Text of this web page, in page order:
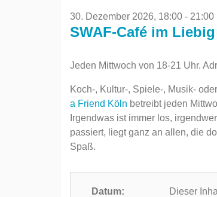
30. Dezember 2026, 18:00 - 21:00
SWAF-Café im Liebig
Jeden Mittwoch von 18-21 Uhr.
Koch-, Kultur-, Spiele-, Musik-
a Friend Köln betreibt jeden
Irgendwas ist immer los,
passiert, liegt ganz an allen, die
Spaß.
Datum:
Dieser